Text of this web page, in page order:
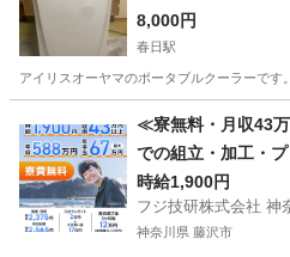
8,000円
春日駅
アイリスオーヤマのポータブルクーラーで
春日駅 季節、空調
≪寮無料・月収43
での組立・加工・
時給1,900円
フジ技研株式会社 神
神奈川県 藤沢市